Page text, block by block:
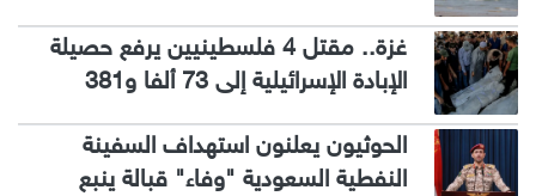
غزة.. مقتل 4 فلسطينيين يرفع حصيلة
الإبادة الإسرائيلية إلى 73 ألفا و381
الحوثيون يعلنون استهداف السفينة
النفطية السعودية "وفاء" قبالة ينبع